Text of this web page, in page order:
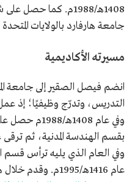
1408هـ/1988م. كما
جامعة هارفارد بالولايات المتحدة
مسيرته الأكاديمية
انضم فيصل الصقير إلى جامعة
وفي عام
وفي العام الذي يليه ترأس قسم
عام 1416هـ/1995م.